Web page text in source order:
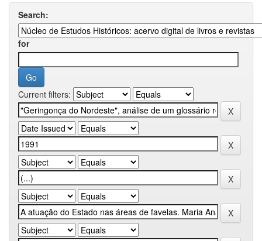
Search:
for
Current filters: